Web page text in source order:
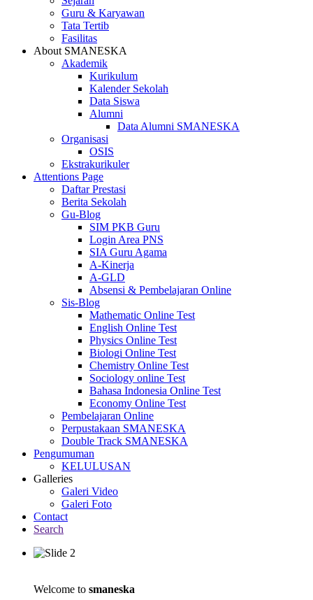
Guru & Karyawan
Tata Tertib
Fasilitas
About SMANESKA
Akademik
Kurikulum
Kalender Sekolah
Data Siswa
Alumni
Data Alumni SMANESKA
Organisasi
OSIS
Ekstrakurikuler
Attentions Page
Daftar Prestasi
Berita Sekolah
Gu-Blog
SIM PKB Guru
Login Area PNS
SIA Guru Agama
A-Kinerja
A-GLD
Absensi & Pembelajaran Online
Sis-Blog
Mathematic Online Test
English Online Test
Physics Online Test
Biologi Online Test
Chemistry Online Test
Sociology online Test
Bahasa Indonesia Online Test
Economy Online Test
Pembelajaran Online
Perpustakaan SMANESKA
Double Track SMANESKA
Pengumuman
KELULUSAN
Galleries
Galeri Video
Galeri Foto
Contact
Search
Welcome to smaneska